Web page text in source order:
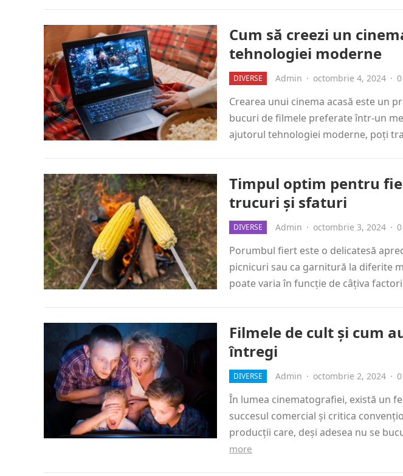
Cum să creezi un
tehnologiei moderne
DIVERSE Admin · octombrie 4, 2024 ·
Crearea unui cinema acasă este un
bucuri de filmele preferate într-un
ajutorul tehnologiei moderne, poți
Timpul optim pentru
trucuri și sfaturi
DIVERSE Admin · octombrie 3, 2024 ·
Porumbul fiert este o delicatesă
picnicuri sau ca garnitură la diferite
poate varia în funcție de câțiva
Filmele de cult și cum
întregi
DIVERSE Admin · octombrie 2, 2024 ·
În lumea cinematografiei, există un
succesul comercial și critica
producții care, deși adesea nu se
more